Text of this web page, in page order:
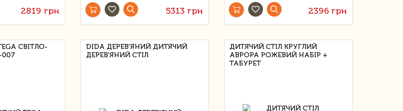
2819 грн 5313 грн 2396 грн
СВІТЛО-
DIDA ДЕРЕВ'ЯНИЙ ДИТЯЧИЙ
ДЕРЕВ'ЯНИЙ СТІЛ
ДИТЯЧИЙ СТІЛ КРУГЛИЙ
АВРОРА РОЖЕВИЙ НАБІР +
ТАБУРЕТ